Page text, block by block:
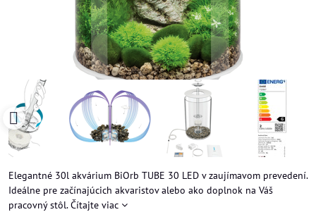
Elegantné 30l akvárium BiOrb TUBE 30 LED v zaujímavom prevedení.
Ideálne pre začínajúcich akvaristov alebo ako doplnok na Váš
pracovný stôl.Čítajte viac